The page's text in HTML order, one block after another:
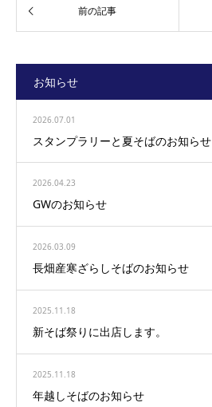
お知らせ
2026.07.01
スタンプラリーと夏そばのお知らせ
2026.04.23
GWのお知らせ
2026.03.09
長畑産寒ざらしそばのお知らせ
2025.11.18
新そば祭りに出店します。
2025.11.18
年越しそばのお知らせ